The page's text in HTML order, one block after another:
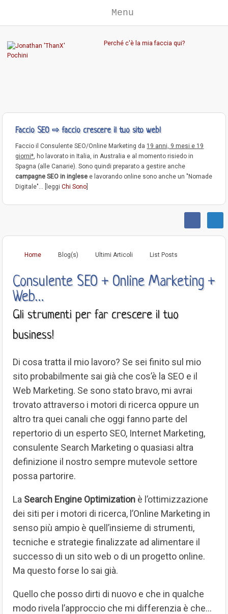
Menu
Faccio SEO ⇨ faccio crescere il tuo sito web!
Faccio il Consulente SEO/Online Marketing da 19 anni, 9 mesi e 19
giorni*, ho lavorato in Italia, in Australia e al momento risiedo in
Spagna (alle Canarie). Sono quindi preparato a gestire anche
campagne SEO in inglese e lavorando online sono anche un "Nomade
Digitale"... [leggiChi Sono
Perché c'è la mia faccia qui?
Home Blog(s) Ultimi Articoli List Posts
Consulente SEO + Online Marketing +
Web…
Gli strumenti per far crescere il tuo
business!
Di cosa tratta il mio lavoro? Se sei finito sul mio
sito probabilmente sai già che cos’è la SEO e il
Web Marketing. Se sono stato bravo, mi avrai
trovato attraverso i motori di ricerca oppure un
altro tra quei canali che oggi fanno parte del
repertorio di un esperto SEO, Internet Marketing,
consulente Search Marketing o quasiasi altra
definizione il nostro sempre mutevole settore
possa partorire.
La Search Engine Optimization è l’ottimizzazione
dei siti per i motori di ricerca, l’Online Marketing in
senso più ampio è quell’insieme di strumenti,
tecniche e strategie finalizzate ad alimentare il
successo di un sito web o di un progetto online.
Ma questo forse lo sai già.
Quello che posso dirti di nuovo e che in qualche
modo rivela l’approccio che mi differenzia è che…